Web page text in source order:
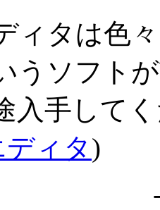
ィタは色
うソフト
入手して
ィタ)